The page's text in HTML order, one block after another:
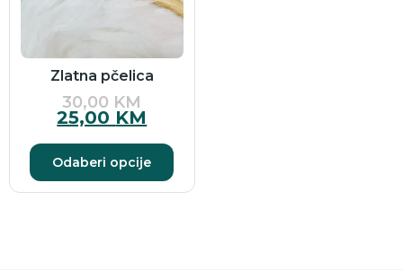
Zlatna pčelica
30,00 KM
25,00 KM
Odaberi opcije